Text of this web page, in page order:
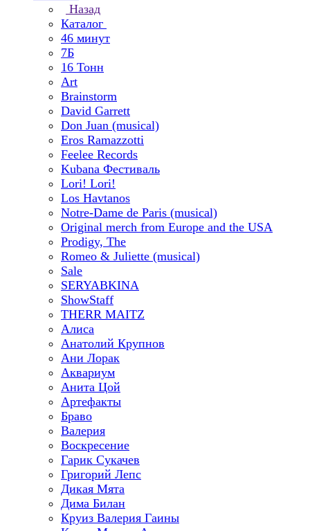
Назад
Каталог
46 минут
7Б
16 Тонн
Art
Brainstorm
David Garrett
Don Juan (musical)
Eros Ramazzotti
Feelee Records
Kubana Фестиваль
Lori! Lori!
Los Havtanos
Notre-Dame de Paris (musical)
Original merch from Europe and the USA
Prodigy, The
Romeo & Juliette (musical)
Sale
SERYABKINA
ShowStaff
THERR MAITZ
Алиса
Анатолий Крупнов
Ани Лорак
Аквариум
Анита Цой
Артефакты
Браво
Валерия
Воскресение
Гарик Сукачев
Григорий Лепс
Дикая Мята
Дима Билан
Круиз Валерия Гаины